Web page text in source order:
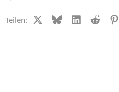
Teilen: X (Twitter)
BlueskyLinkedIn
Reddit